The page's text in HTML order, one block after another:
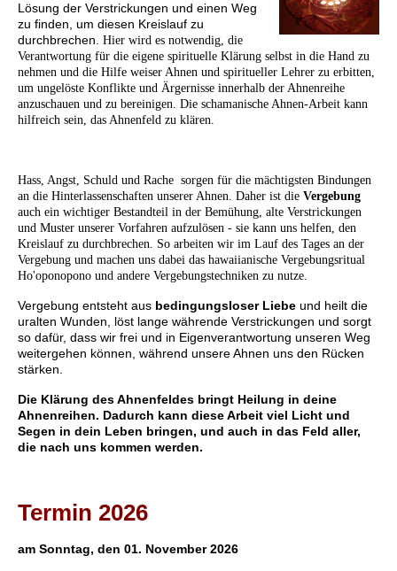
Lösung der Verstrickungen und einen Weg
zu finden, um diesen Kreislauf zu
durchbrechen. Hier wird es notwendig, die
Verantwortung für die eigene spirituelle Klärung selbst in die Hand zu
nehmen und die Hilfe weiser Ahnen und spiritueller Lehrer zu erbitten,
um ungelöste Konflikte und Ärgernisse innerhalb der Ahnenreihe
anzuschauen und zu bereinigen. Die schamanische Ahnen-Arbeit kann
hilfreich sein, das Ahnenfeld zu klären.
Hass, Angst, Schuld und Rache sorgen für die mächtigsten Bindungen
an die Hinterlassenschaften unserer Ahnen. Daher ist die Vergebung
auch ein wichtiger Bestandteil in der Bemühung, alte Verstrickungen
und Muster unserer Vorfahren aufzulösen - sie kann uns helfen, den
Kreislauf zu durchbrechen. So arbeiten wir im Lauf des Tages an der
Vergebung und machen uns dabei das hawaiianische Vergebungsritual
Ho'oponopono und andere Vergebungstechniken zu nutze.
Vergebung entsteht aus bedingungsloser Liebe und heilt die
uralten Wunden, löst lange währende Verstrickungen und sorgt
so dafür, dass wir frei und in Eigenverantwortung unseren Weg
weitergehen können, während unsere Ahnen uns den Rücken
stärken.
Die Klärung des Ahnenfeldes bringt Heilung in deine
Ahnenreihen. Dadurch kann diese Arbeit viel Licht und
Segen in dein Leben bringen, und auch in das Feld aller,
die nach uns kommen werden.
Termin 2026
am Sonntag, den 01. November 2026